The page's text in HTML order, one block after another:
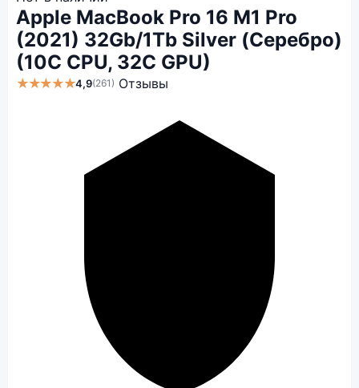
Apple MacBook Pro 16 M1 Pro
(2021) 32Gb/1Tb Silver (Серебро)
(10C CPU, 32C GPU)
★★★★★4,9(261) Отзывы